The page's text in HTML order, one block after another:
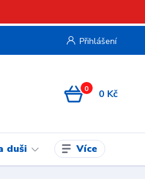
Přihlášení
0 0 Kč
duši Více